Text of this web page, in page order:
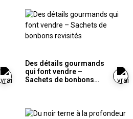
Des détails gourmands
qui font vendre –
Sachets de bonbons